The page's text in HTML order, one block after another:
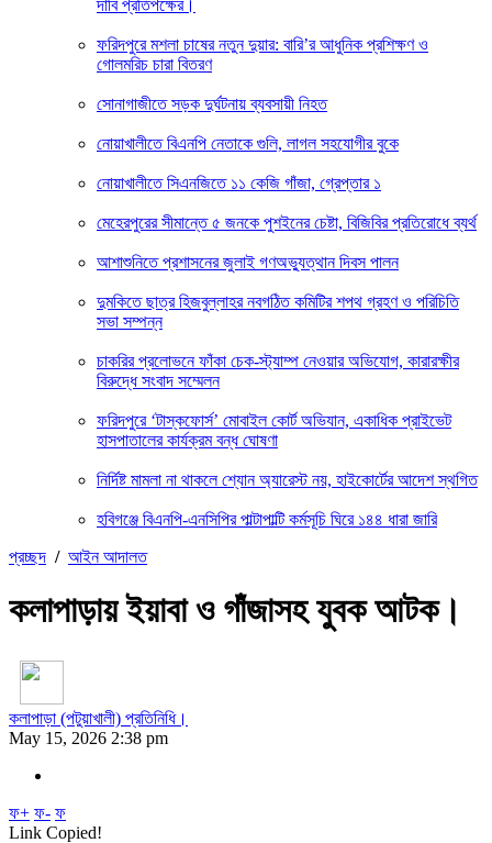
দাবি প্রতিপক্ষের।
ফরিদপুরে মশলা চাষের নতুন দুয়ার: বারি’র আধুনিক প্রশিক্ষণ ও
গোলমরিচ চারা বিতরণ
সোনাগাজীতে সড়ক দুর্ঘটনায় ব্যবসায়ী নিহত
নোয়াখালীতে বিএনপি নেতাকে গুলি, লাগল সহযোগীর বুকে
নোয়াখালীতে সিএনজিতে ১১ কেজি গাঁজা, গ্রেপ্তার ১
মেহেরপুরের সীমান্তে ৫ জনকে পুশইনের চেষ্টা, বিজিবির প্রতিরোধে ব্যর্থ
আশাশুনিতে প্রশাসনের জুলাই গণঅভ্যুত্থান দিবস পালন
দুমকিতে ছাত্র হিজবুল্লাহর নবগঠিত কমিটির শপথ গ্রহণ ও পরিচিতি
সভা সম্পন্ন
চাকরির প্রলোভনে ফাঁকা চেক-স্ট্যাম্প নেওয়ার অভিযোগ, কারারক্ষীর
বিরুদ্ধে সংবাদ সম্মেলন
ফরিদপুরে ‘টাস্কফোর্স’ মোবাইল কোর্ট অভিযান, একাধিক প্রাইভেট
হাসপাতালের কার্যক্রম বন্ধ ঘোষণা
নির্দিষ্ট মামলা না থাকলে শ্যোন অ্যারেস্ট নয়, হাইকোর্টের আদেশ স্থগিত
হবিগঞ্জে বিএনপি-এনসিপির পাল্টাপাল্টি কর্মসূচি ঘিরে ১৪৪ ধারা জারি
প্রচ্ছদ / আইন আদালত
কলাপাড়ায় ইয়াবা ও গাঁজাসহ যুবক আটক।
কলাপাড়া (পটুয়াখালী) প্রতিনিধি।
May 15, 2026 2:38 pm
ফ+ ফ- ফ
Link Copied!